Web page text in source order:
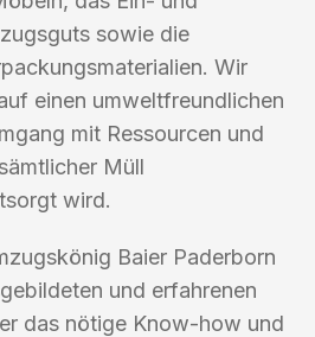
sowie die
Wir
einen umweltfreundlichen
mit Ressourcen und
Müll
wird.
Baier Paderborn
und erfahrenen
das nötige Know-how und